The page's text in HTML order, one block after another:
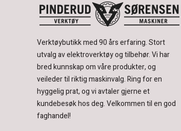
Verktøybutikk med 90 års erfaring.Stort
utvalg av elektroverktøy og tilbehør.Vi har
bred kunnskap om våre produkter, og
veileder til riktig maskinvalg. Ring for en
hyggelig prat, og vi avtaler gjerne et
kundebesøk hos deg.Velkommen til en god
faghandel!